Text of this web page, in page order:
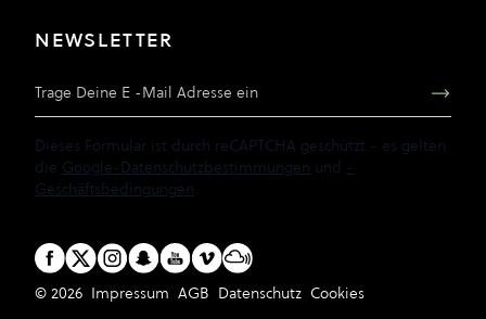
NEWSLETTER
Dieses Formular ist durch reCAPTCHA geschützt - es gelten
die Google-Datenschutzbestimmungen und -
Geschäftsbedingungen.
© 2026 Impressum AGB Datenschutz Cookies